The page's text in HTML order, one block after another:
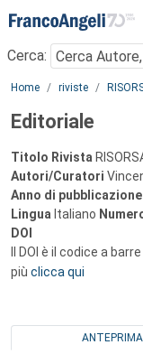
Menu
Cerca:
Main content
Home riviste
Editoriale
Titolo Rivista
Autori/Curatori
Anno di pubblicazione
Lingua Italiano
DOI
Il DOI è il codice a
più clicca qui
ANTEPRIMA